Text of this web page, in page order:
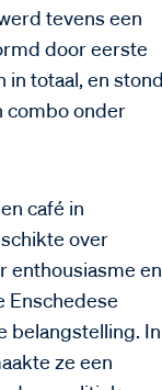
tevens een
door eerste
in totaal, en stond
combo onder
café in
over
enthousiasme en
Enschedese
belangstelling. In
ze een